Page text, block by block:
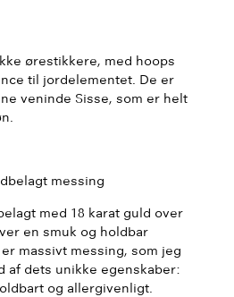
ørestikkere, med hoops
til jordelementet. De er
veninde Sisse, som er helt
messing
med 18 karat guld over
en smuk og holdbar
massivt messing, som jeg
af dets unikke egenskaber:
og allergivenligt.